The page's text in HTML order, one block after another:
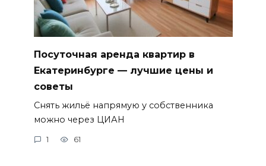
Посуточная аренда квартир в
Екатеринбурге — лучшие цены и
советы
Снять жильё напрямую у собственника
можно через ЦИАН
1 61